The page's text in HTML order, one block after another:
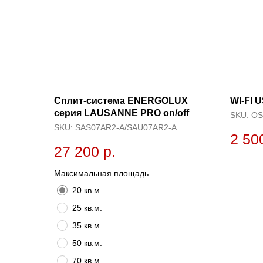
Сплит-системa ENERGOLUX
серия LAUSANNE PRO on/off
SKU: SAS07AR2-A/SAU07AR2-A
27 200 р.
Максимальная площадь
20 кв.м.
25 кв.м.
35 кв.м.
50 кв.м.
70 кв.м.
WI-FI
SKU:
2